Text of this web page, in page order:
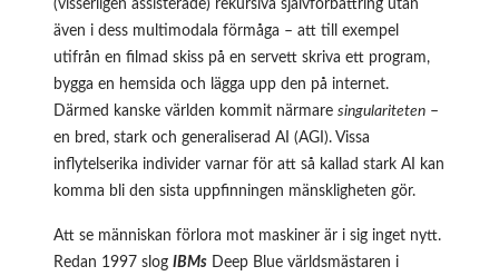
(visserligen assisterade) rekursiva självförbättring utan
även i dess multimodala förmåga – att till exempel
utifrån en filmad skiss på en servett skriva ett program,
bygga en hemsida och lägga upp den på internet.
Därmed kanske världen kommit närmare singulariteten –
en bred, stark och generaliserad AI (AGI). Vissa
inflytelserika individer varnar för att så kallad stark AI kan
komma bli den sista uppfinningen mänskligheten gör.
Att se människan förlora mot maskiner är i sig inget nytt.
Redan 1997 slog IBMs Deep Blue världsmästaren i